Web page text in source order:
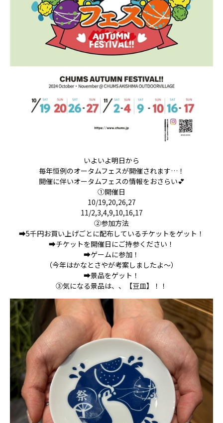
いよいよ明日から
毎年恒例のオータムフェスが開催されます…！
開催に伴いオータムフェスの情報をおさらい💕
①開催日
10/19,20,26,27
11/2,3,4,9,10,16,17
②参加方法
➡5千円お買い上げごとに配布しているチケットをゲット！
➡チケットを開催日にご持参ください！
➡ゲームに参加！
（今年はかなとさやが考案しましたよ～）
➡景品をゲット！
③気になる景品は、、【豆皿】！！